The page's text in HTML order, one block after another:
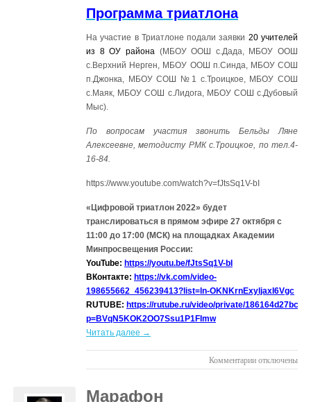
Программа триатлона
На участие в Триатлоне подали заявки 20 учителей
из 8 ОУ района(МБОУ ООШ с.Дада, МБОУ ООШ
с.Верхний Нерген, МБОУ ООШ п.Синда, МБОУ СОШ
п.Джонка, МБОУ СОШ №1 с.Троицкое, МБОУ СОШ
с.Маяк, МБОУ СОШ с.Лидога, МБОУ СОШ с.Дубовый
Мыс).
По вопросам участия звонить Бельды Ляне
Алексеевне, методисту РМК с.Троицкое, по тел.4-
16-84.
https://www.youtube.com/watch?v=fJtsSq1V-bI
«Цифровой триатлон 2022» будет
транслироваться в прямом эфире 27 октября с
11:00 до 17:00 (МСК) на площадках Академии
Минпросвещения России:
YouTube: https://youtu.be/fJtsSq1V-bI
ВКонтакте: https://vk.com/video-
198655662_456239413?list=ln-OKNKrnExyljaxI6Vgc
RUTUBE: https://rutube.ru/video/private/
p=BVqN5KOK2OO7Ssu1P1FImw
Читать далее →
Комментариик
записи
отключены
Марафон